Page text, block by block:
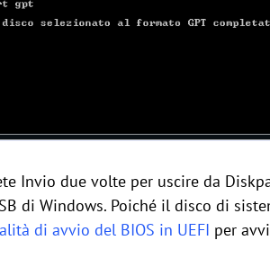
Invio due volte per uscire da
di Windows. Poiché il disco di
di avvio del BIOS in UEFI per